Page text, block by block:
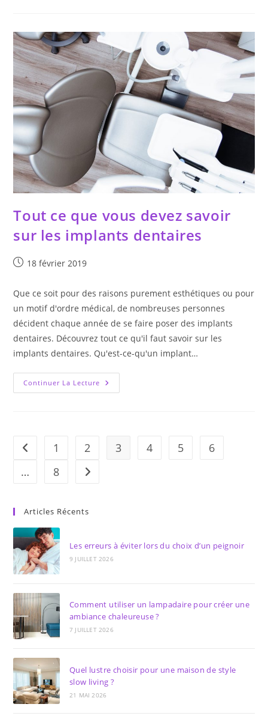
De
Krill
?
Tout ce que vous devez savoir
sur les implants dentaires
Publication
18 février 2019
Que ce soit pour des raisons purement esthétiques ou pour
un motif d'ordre médical, de nombreuses personnes
décident chaque année de se faire poser des implants
dentaires. Découvrez tout ce qu'il faut savoir sur les
implants dentaires. Qu'est-ce-qu'un implant…
Continuer La Lecture Tout
Ce
Implants
Go to the previous page
1 2 3 4 5
6
…
8 Aller à la page suivante
Articles Récents
Les erreurs à éviter lors du choix d’un peignoir
9 JUILLET 2026
Comment utiliser un lampadaire pour créer une
ambiance chaleureuse ?
7 JUILLET 2026
Quel lustre choisir pour une maison de style
slow living ?
21 MAI 2026